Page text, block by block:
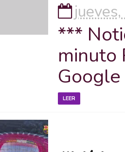
***
minuto
Google
LEER